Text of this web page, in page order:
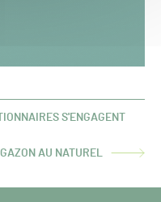
S'ENGAGENT
AU NATUREL